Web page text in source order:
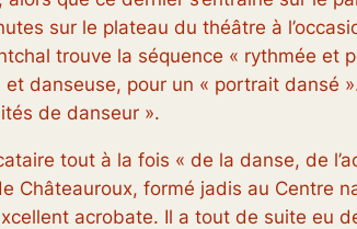
sur le plateau du théâtre à
trouve la séquence « rythmée et
danseuse, pour un « portrait dansé
de danseur ».
tout à la fois « de la danse, de
Châteauroux, formé jadis au Centre
acrobate. Il a tout de suite eu